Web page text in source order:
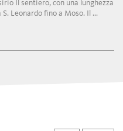
Il sentiero, con una lunghezza
Leonardo fino a Moso. Il ...